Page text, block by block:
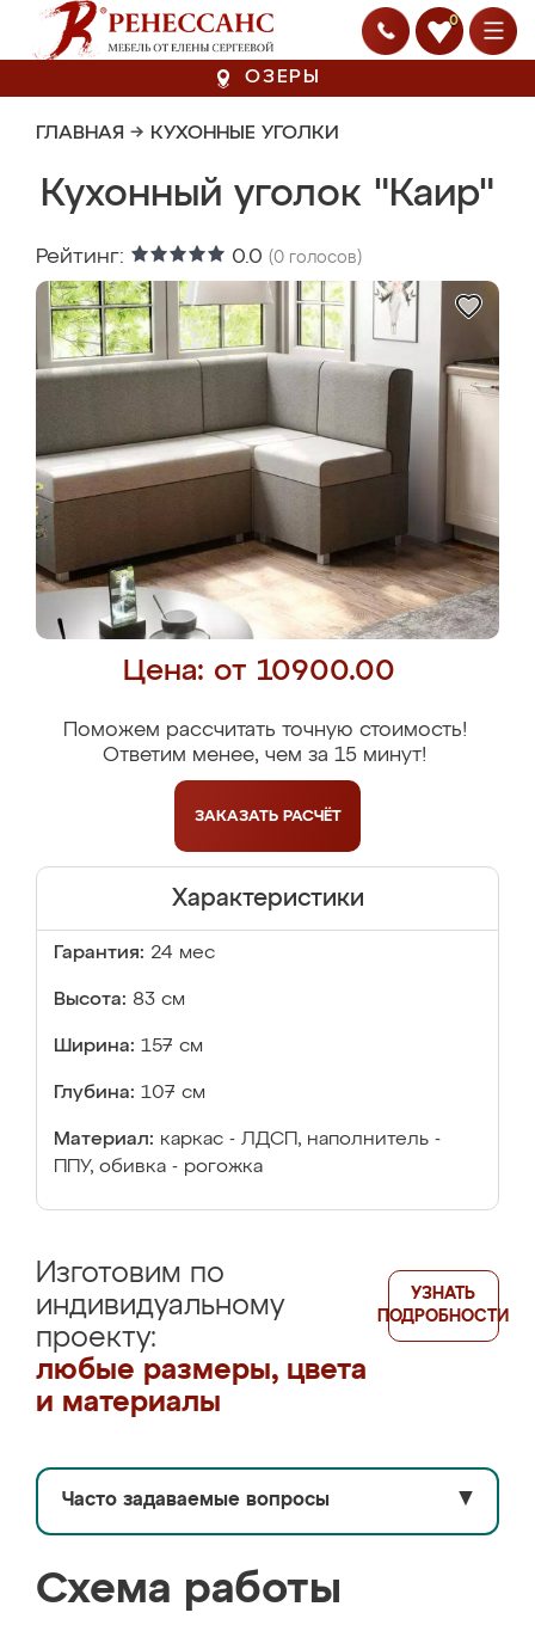
0
ОЗЕРЫ
ГЛАВНАЯ → КУХОННЫЕ УГОЛКИ
Кухонный уголок "Каир"
Рейтинг: 0.0 (0 голосов)
Цена: от 10900.00
Поможем рассчитать точную стоимость!
Ответим менее, чем за 15 минут!
ЗАКАЗАТЬ РАСЧЁТ
Характеристики
Гарантия: 24 мес
Высота: 83 см
Ширина: 157 см
Глубина: 107 см
Материал: каркас - ЛДСП, наполнитель -
ППУ, обивка - рогожка
Изготовим по
индивидуальному
проекту:
любые размеры, цвета
и материалы
УЗНАТЬ
ПОДРОБНОСТИ
Часто задаваемые вопросы ▼
Схема работы